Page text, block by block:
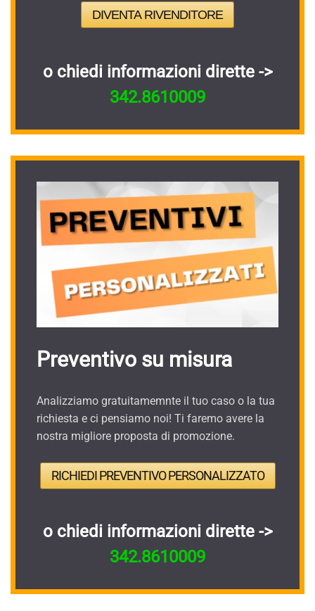
DIVENTA RIVENDITORE
o chiedi informazioni dirette ->
342.8610009
Preventivo su misura
Analizziamo gratuitamemnte il tuo caso o la tua
richiesta e ci pensiamo noi! Ti faremo avere la
nostra migliore proposta di promozione.
RICHIEDI PREVENTIVO PERSONALIZZATO
o chiedi informazioni dirette ->
342.8610009